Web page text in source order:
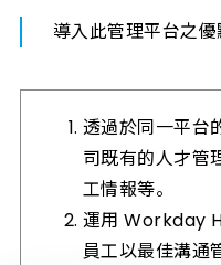
導入此管理平台之優
透過於同一平台
司既有的人才管
工情報等。
運用 Workday
員工以最佳溝通